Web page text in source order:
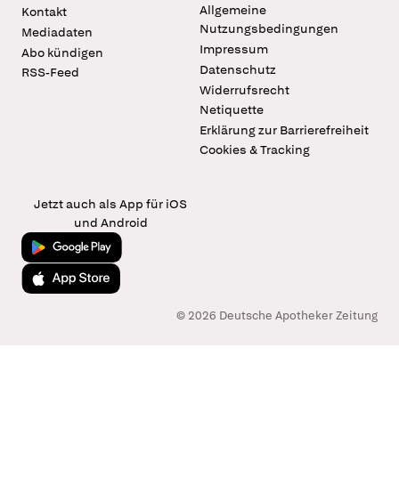
Kontakt
Mediadaten
Abo kündigen
RSS-Feed
Allgemeine
Nutzungsbedingungen
Impressum
Datenschutz
Widerrufsrecht
Netiquette
Erklärung zur Barrierefreiheit
Cookies & Tracking
Jetzt auch als App für iOS
und Android
Jetzt bei Google Play
Laden im App Store
© 2026 Deutsche Apotheker Zeitung